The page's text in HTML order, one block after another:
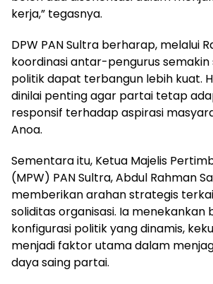
kerja,” tegasnya.
DPW PAN Sultra berharap, melalui
koordinasi antar-pengurus semakin
politik dapat terbangun lebih kuat.
dinilai penting agar partai tetap
responsif terhadap aspirasi
Anoa.
Sementara itu, Ketua Majelis
(MPW) PAN Sultra, Abdul Rahman
memberikan arahan strategis
soliditas organisasi. Ia menekankan
konfigurasi politik yang dinamis,
menjadi faktor utama dalam
daya saing partai.